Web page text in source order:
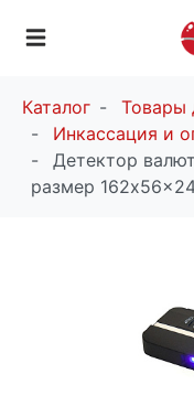
Каталог
Товары
Инкассация и
Детектор
размер